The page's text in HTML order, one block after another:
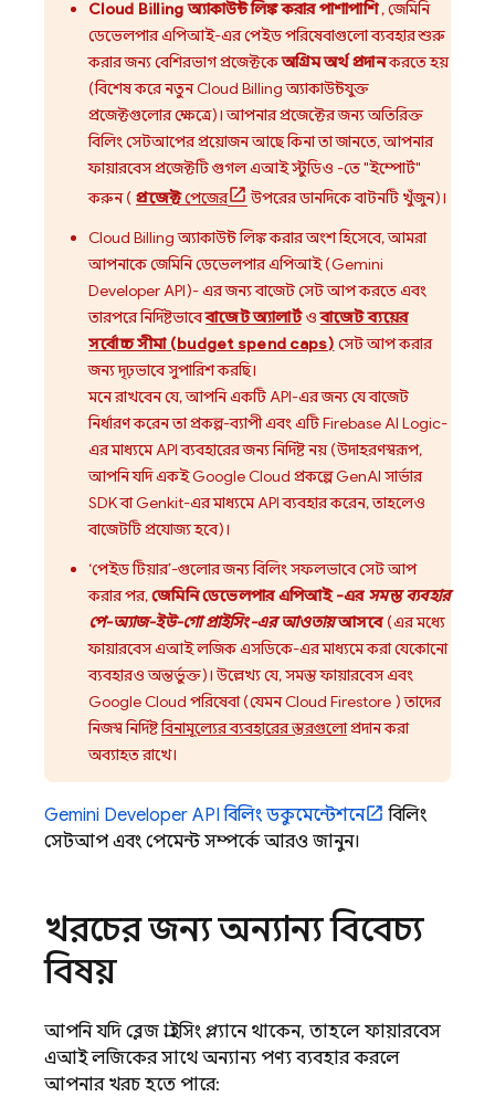
Cloud Billingঅ্যাকাউন্ট লিঙ্ক করার পাশাপাশি,জেমিনি
ডেভেলপার এপিআই-এরপেইড পরিষেবাগুলো ব্যবহার শুরু
করার জন্য বেশিরভাগ প্রজেক্টকেঅগ্রিম অর্থ প্রদানকরতে হয়
(বিশেষ করে নতুনCloud Billingঅ্যাকাউন্টযুক্ত
প্রজেক্টগুলোর ক্ষেত্রে)। আপনার প্রজেক্টের জন্য অতিরিক্ত
বিলিং সেটআপের প্রয়োজন আছে কিনা তা জানতে, আপনার
ফায়ারবেস প্রজেক্টটিগুগল এআই স্টুডিও -তে "ইম্পোর্ট"
করুন ( প্রজেক্টপেজের
উপরের ডানদিকে বাটনটি খুঁজুন)।
Cloud Billingঅ্যাকাউন্ট লিঙ্ক করার অংশ হিসেবে, আমরা
আপনাকেজেমিনি ডেভেলপার এপিআই (Gemini
Developer API)-এর জন্য বাজেট সেট আপ করতে এবং
তারপরে নির্দিষ্টভাবেবাজেট অ্যালার্টওবাজেট ব্যয়ের
সর্বোচ্চ সীমা (budget spend caps) সেট আপ করার
জন্য দৃঢ়ভাবে সুপারিশ করছি।
মনে রাখবেন যে, আপনি একটি API-এর জন্য যে বাজেট
নির্ধারণ করেন তা প্রকল্প-ব্যাপী এবং এটিFirebase AI Logic-
এরমাধ্যমে API ব্যবহারের জন্য নির্দিষ্ট নয় (উদাহরণস্বরূপ,
আপনি যদি একইGoogle Cloud প্রকল্পে GenAI সার্ভার
SDK বা Genkit-এর মাধ্যমে API ব্যবহার করেন, তাহলেও
বাজেটটি প্রযোজ্য হবে)।
‘পেইড টিয়ার’-গুলোর জন্য বিলিং সফলভাবে সেট আপ
করার পর,জেমিনি ডেভেলপার এপিআই-এর সমস্ত ব্যবহার
পে-অ্যাজ-ইউ-গো প্রাইসিং-এর আওতায়আসবে(এর মধ্যে
ফায়ারবেস এআই লজিকএসডিকে-এর মাধ্যমে করা যেকোনো
ব্যবহারও অন্তর্ভুক্ত)। উল্লেখ্য যে, সমস্ত ফায়ারবেস এবং
Google Cloud পরিষেবা (যেমনCloud Firestore ) তাদের
নিজস্ব নির্দিষ্টবিনামূল্যের ব্যবহারের স্তরগুলোপ্রদান করা
অব্যাহত রাখে।
Gemini Developer API বিলিং ডকুমেন্টেশনে
বিলিং
সেটআপ এবং পেমেন্ট সম্পর্কে আরও জানুন।
খরচের জন্য অন্যান্য বিবেচ্য
বিষয়
আপনি যদি ব্লেজ প্রাইসিং প্ল্যানে থাকেন, তাহলে ফায়ারবেস
এআই লজিকেরসাথে অন্যান্য পণ্য ব্যবহার করলে
আপনার খরচ হতে পারে: